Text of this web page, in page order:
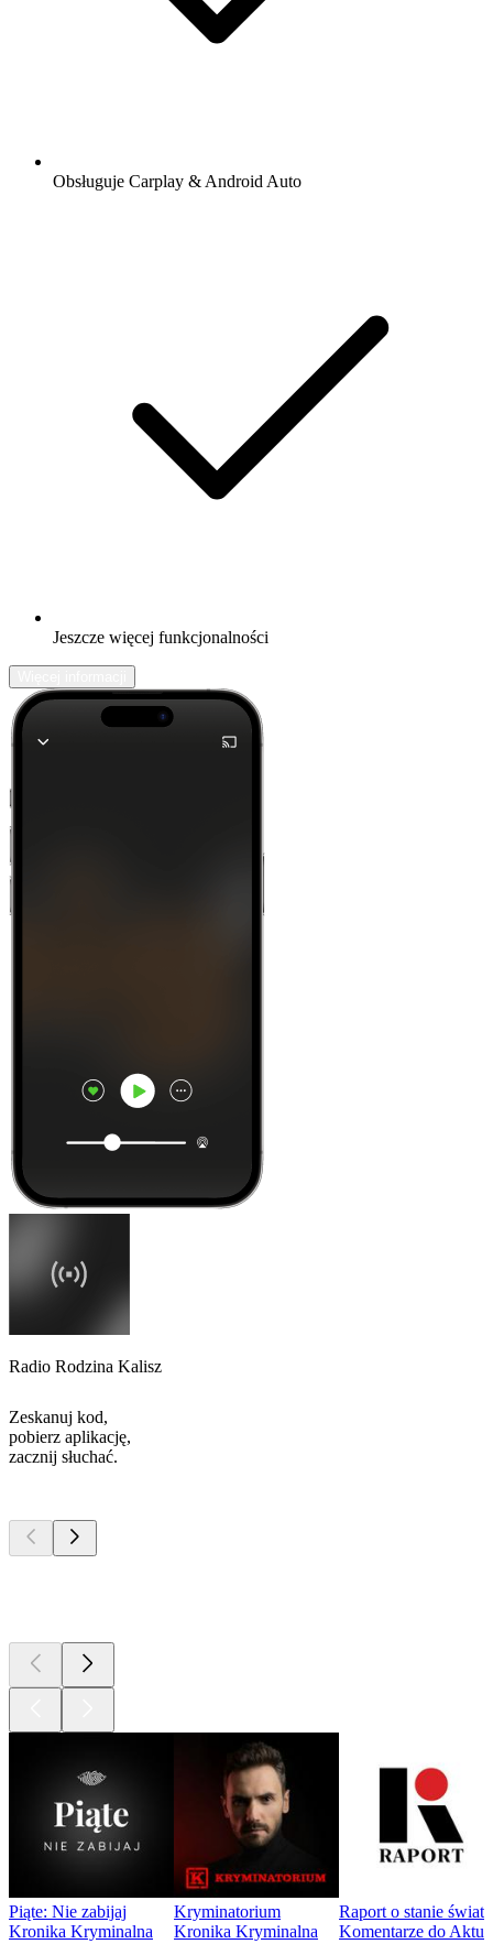
Obsługuje Carplay & Android Auto
Jeszcze więcej funkcjonalności
Radio Rodzina Kalisz
Zeskanuj kod,
pobierz aplikację,
zacznij słuchać.
Piąte: Nie zabijaj
Kronika Kryminalna
Kryminatorium
Kronika Kryminalna
Raport o stanie
Komentarze do